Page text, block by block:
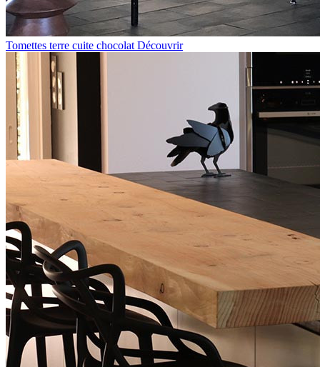
Tomettes terre cuite chocolat Découvrir